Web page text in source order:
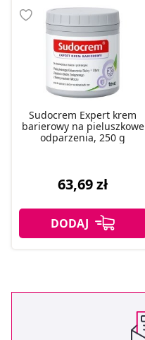
Sudocrem Expert krem
barierowy na pieluszkowe
odparzenia, 250 g
63,69 zł